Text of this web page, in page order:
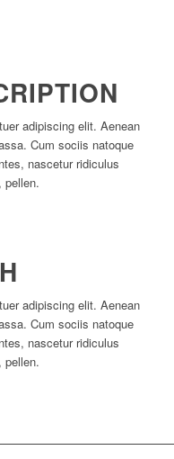
adipiscing elit. Aenean
Cum sociis natoque
nascetur ridiculus
pellen.
adipiscing elit. Aenean
Cum sociis natoque
nascetur ridiculus
pellen.